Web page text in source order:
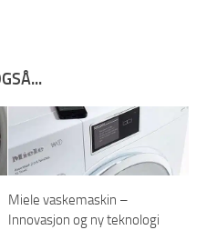
Miele vaskemaskin –
Innovasjon og ny teknologi